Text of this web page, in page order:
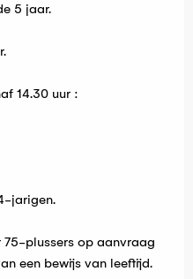
5 jaar.
14.30 uur :
jarigen.
75-plussers op aanvraag
een bewijs van leeftijd.